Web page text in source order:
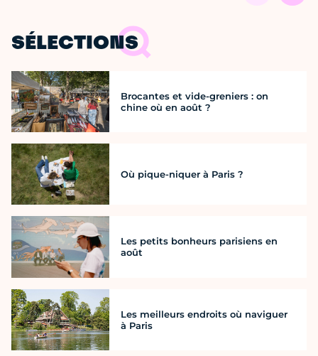
SÉLECTIONS
Brocantes et vide-greniers : on
chine où en août ?
Où pique-niquer à Paris ?
Les petits bonheurs parisiens en
août
Les meilleurs endroits où naviguer
à Paris